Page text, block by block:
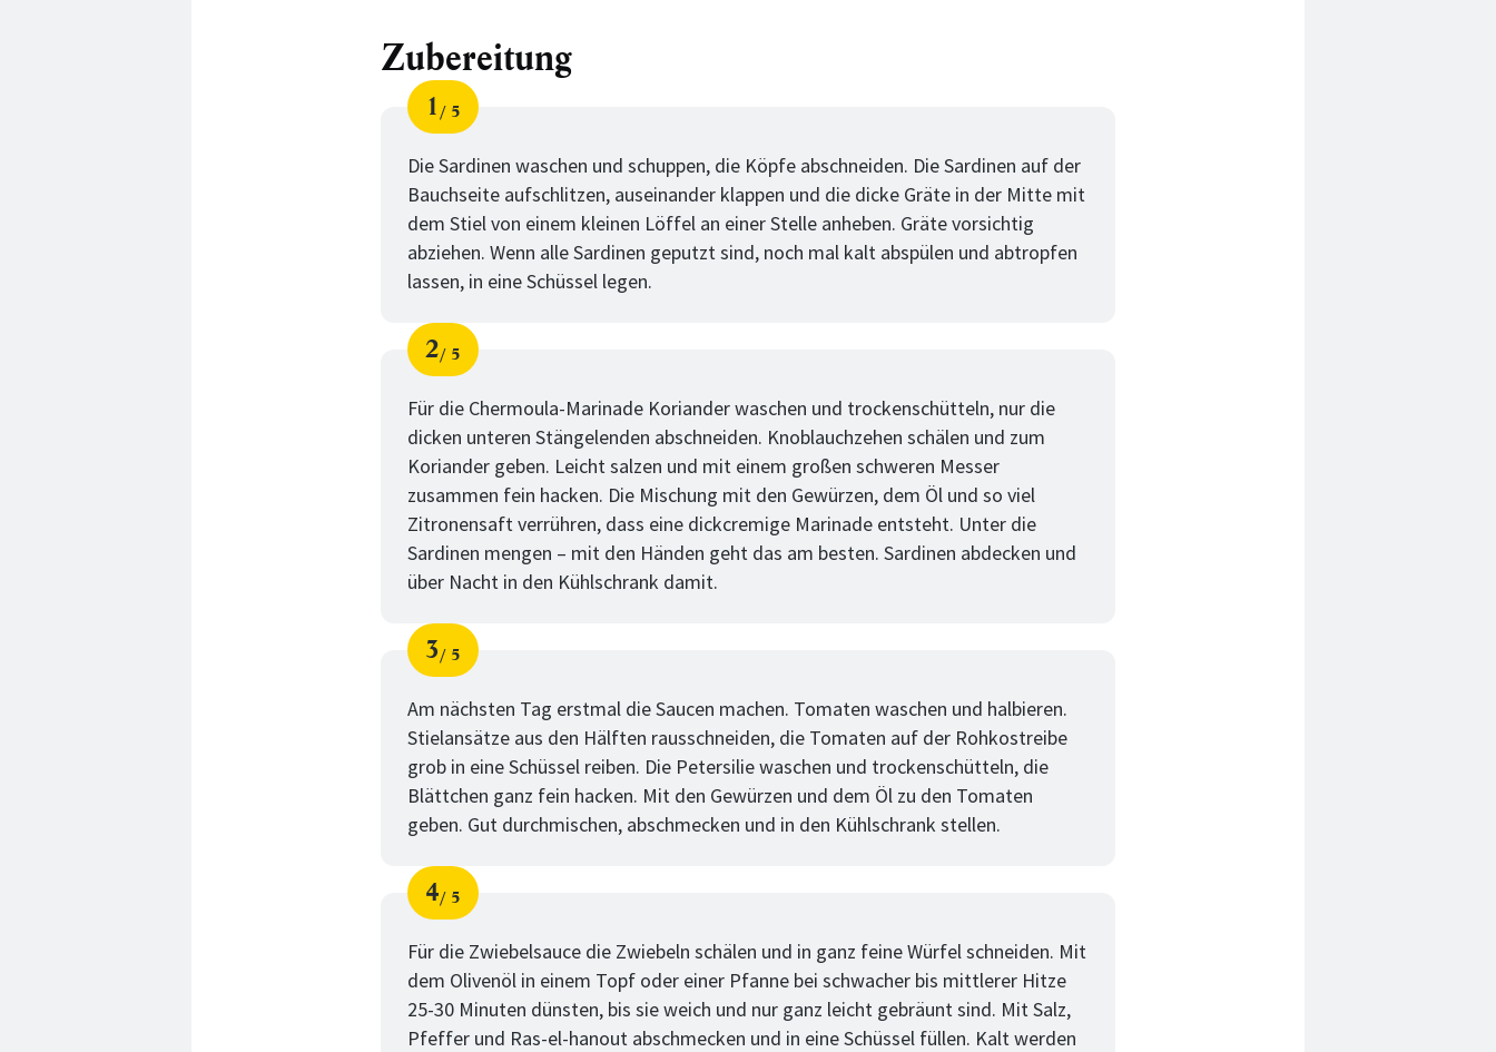
Zubereitung
Schritt
1
von
5
Die Sardinen waschen und schuppen, die Köpfe abschneiden. Die Sardinen auf der
Bauchseite aufschlitzen, auseinander klappen und die dicke Gräte in der Mitte mit
dem Stiel von einem kleinen Löffel an einer Stelle anheben. Gräte vorsichtig
abziehen. Wenn alle Sardinen geputzt sind, noch mal kalt abspülen und abtropfen
lassen, in eine Schüssel legen.
Schritt
2
von
5
Für die Chermoula-Marinade Koriander waschen und trockenschütteln, nur die
dicken unteren Stängelenden abschneiden. Knoblauchzehen schälen und zum
Koriander geben. Leicht salzen und mit einem großen schweren Messer
zusammen fein hacken. Die Mischung mit den Gewürzen, dem Öl und so viel
Zitronensaft verrühren, dass eine dickcremige Marinade entsteht. Unter die
Sardinen mengen – mit den Händen geht das am besten. Sardinen abdecken und
über Nacht in den Kühlschrank damit.
Schritt
3
von
5
Am nächsten Tag erstmal die Saucen machen. Tomaten waschen und halbieren.
Stielansätze aus den Hälften rausschneiden, die Tomaten auf der Rohkostreibe
grob in eine Schüssel reiben. Die Petersilie waschen und trockenschütteln, die
Blättchen ganz fein hacken. Mit den Gewürzen und dem Öl zu den Tomaten
geben. Gut durchmischen, abschmecken und in den Kühlschrank stellen.
Schritt
4
von
5
Für die Zwiebelsauce die Zwiebeln schälen und in ganz feine Würfel schneiden. Mit
dem Olivenöl in einem Topf oder einer Pfanne bei schwacher bis mittlerer Hitze
25-30 Minuten dünsten, bis sie weich und nur ganz leicht gebräunt sind. Mit Salz,
Pfeffer und Ras-el-hanout abschmecken und in eine Schüssel füllen. Kalt werden